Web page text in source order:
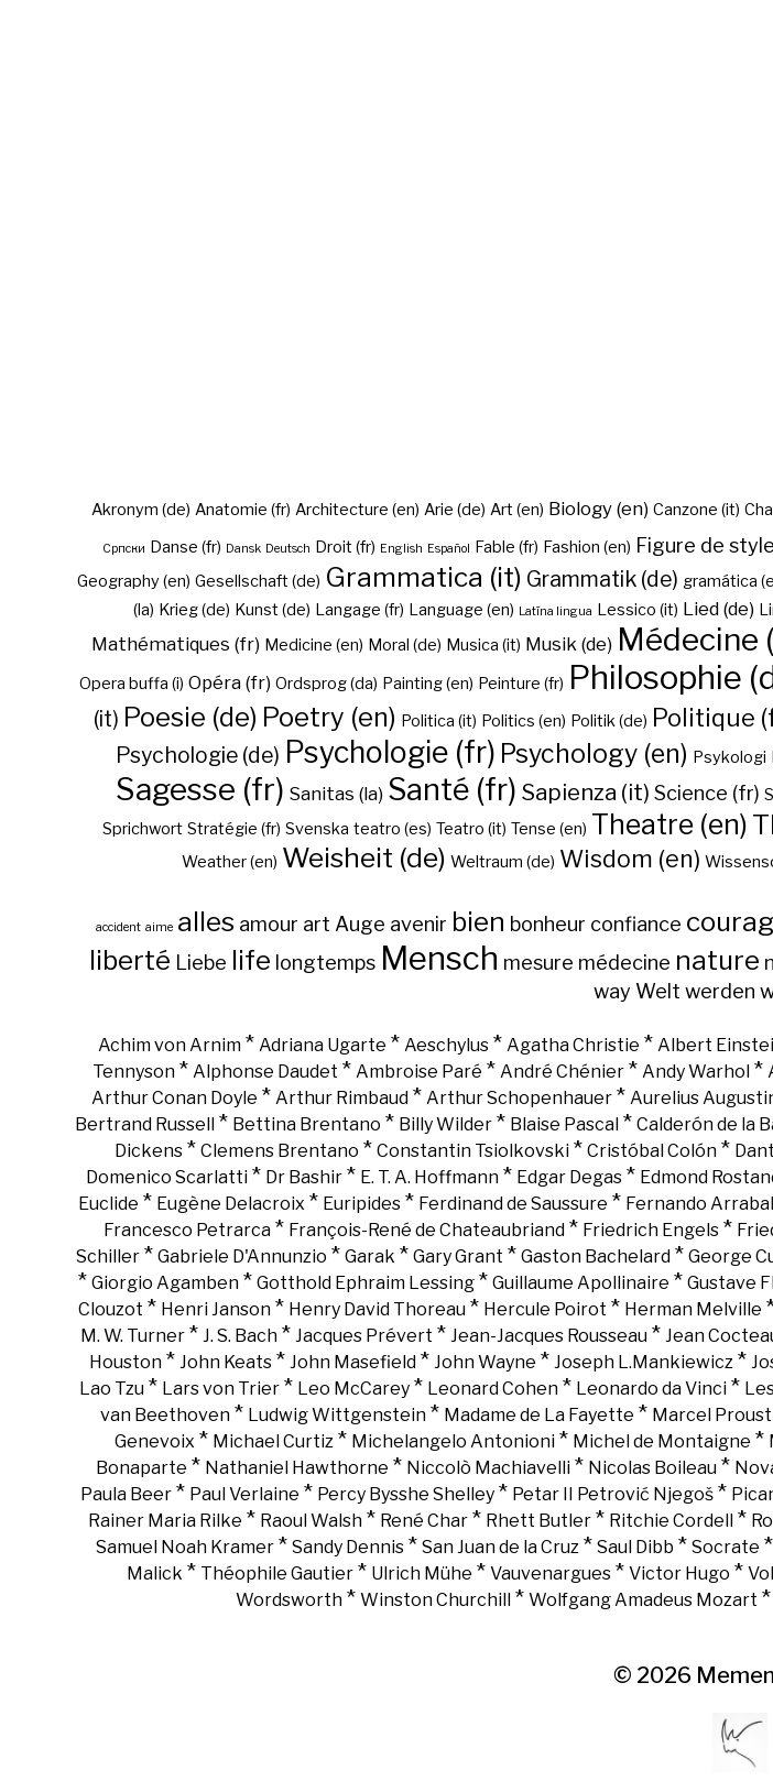
Akronym (de) Anatomie (fr) Architecture (en) Arie (de) Art (en) Biology (en) Canzone (it)
Cрпски Danse (fr) Dansk Deutsch Droit (fr) English Español Fable (fr) Fashion (en) Figure de
Geography (en) Gesellschaft (de) Grammatica (it) Grammatik (de) gramática
(la) Krieg (de) Kunst (de) Langage (fr) Language (en) Latīna lingua Lessico (it) Lied (de)
Mathématiques (fr) Medicine (en) Moral (de) Musica (it) Musik (de) Médecine
Opera buffa (i) Opéra (fr) Ordsprog (da) Painting (en) Peinture (fr) Philosophie
(it) Poesie (de) Poetry (en) Politica (it) Politics (en) Politik (de) Politique
Psychologie (de) Psychologie (fr) Psychology (en) Psykologi
Sagesse (fr) Sanitas (la) Santé (fr) Sapienza (it) Science (fr)
Sprichwort Stratégie (fr) Svenska teatro (es) Teatro (it) Tense (en) Theatre (en)
Weather (en) Weisheit (de) Weltraum (de) Wisdom (en)
accident aime alles amour art Auge avenir bien bonheur confiance
liberté Liebe life longtemps Mensch mesure médecine nature
way Welt werden
Achim von Arnim* Adriana Ugarte * Aeschylus* Agatha Christie * Albert
Tennyson * Alphonse Daudet * Ambroise Paré * André Chénier * Andy Warhol *
Arthur Conan Doyle * Arthur Rimbaud * Arthur Schopenhauer * Aurelius
Bertrand Russell * Bettina Brentano * Billy Wilder * Blaise Pascal * Calderón de la
Dickens * Clemens Brentano * Constantin Tsiolkovski * Cristóbal Colón *
Domenico Scarlatti * Dr Bashir * E. T. A. Hoffmann * Edgar Degas * Edmond
Euclide * Eugène Delacroix * Euripides * Ferdinand de Saussure * Fernando Arrabal
Francesco Petrarca * François-René de Chateaubriand * Friedrich Engels *
Schiller * Gabriele D'Annunzio * Garak * Gary Grant * Gaston Bachelard * George
* Giorgio Agamben * Gotthold Ephraim Lessing * Guillaume Apollinaire * Gustave
Clouzot * Henri Janson* Henry David Thoreau* Hercule Poirot * Herman Melville
M. W. Turner * J. S. Bach * Jacques Prévert * Jean-Jacques Rousseau * Jean
Houston* John Keats* John Masefield* John Wayne * Joseph L.Mankiewicz*
Lao Tzu* Lars von Trier* Leo McCarey* Leonard Cohen* Leonardo da Vinci*
van Beethoven* Ludwig Wittgenstein* Madame de La Fayette * Marcel Proust
Genevoix * Michael Curtiz* Michelangelo Antonioni* Michel de Montaigne *
Bonaparte * Nathaniel Hawthorne * Niccolò Machiavelli* Nicolas Boileau*
Paula Beer* Paul Verlaine * Percy Bysshe Shelley* Petar II Petrović Njegoš*
Rainer Maria Rilke * Raoul Walsh* René Char* Rhett Butler* Ritchie Cordell *
Samuel Noah Kramer* Sandy Dennis* San Juan de la Cruz* Saul Dibb * Socrate *
Malick * Théophile Gautier * Ulrich Mühe * Vauvenargues * Victor Hugo *
Wordsworth * Winston Churchill * Wolfgang Amadeus Mozart *
© 2026